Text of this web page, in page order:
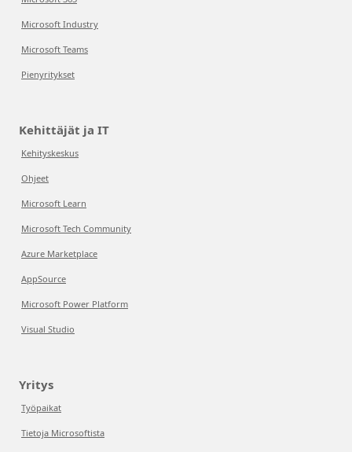
Microsoft Industry
Microsoft Teams
Pienyritykset
Kehittäjät ja IT
Kehityskeskus
Ohjeet
Microsoft Learn
Microsoft Tech Community
Azure Marketplace
AppSource
Microsoft Power Platform
Visual Studio
Yritys
Työpaikat
Tietoja Microsoftista